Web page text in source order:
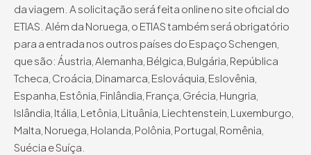
da viagem. A solicitação será feita online no site oficial do
ETIAS. Além da Noruega, o ETIAS também será obrigatório
para a entrada nos outros países do Espaço Schengen,
que são: Áustria, Alemanha, Bélgica, Bulgária, República
Tcheca, Croácia, Dinamarca, Eslováquia, Eslovênia,
Espanha, Estônia, Finlândia, França, Grécia, Hungria,
Islândia, Itália, Letônia, Lituânia, Liechtenstein, Luxemburgo,
Malta, Noruega, Holanda, Polônia, Portugal, Romênia,
Suécia e Suíça.